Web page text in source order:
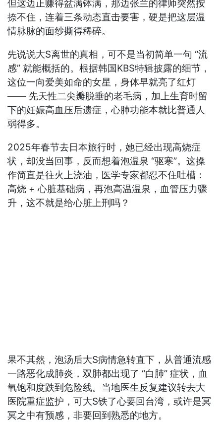
但这边正赚得盆满钵满，那边张兰的律师突然按
捺不住，连着三条动态直击要害，硬是把这层温
情脉脉的面纱撕得稀碎。
先说说大S离世的真相，可不是当初简单一句 “流
感” 就能概括的。根据韩国KBS特辑披露的细节，
这位一向爱美如命的女星，身体早就亮了红灯
—— 先天性二尖瓣脱垂的老毛病，加上生育时留
下的妊娠高血压后遗症，心肺功能本就比普通人
弱得多。
2025年春节去日本旅行时，她已经出现高烧症
状，却没当回事，反而想着泡温泉 “驱寒”。这操
作简直是往火上浇油，医学专家都忍不住吐槽：
高烧 + 心脏基础病，再泡高温温泉，血管压力骤
升，这不就是给心脏上刑吗？
果不其然，泡汤后大S病情急转直下，从普通流感
一路恶化成肺炎，双肺都出现了 “白肺” 症状，血
氧饱和度跌到危险线。当地医生反复建议转去大
医院重症监护，可大S铁了心要回台湾，或许是冥
冥之中有预感，非要回到熟悉的地方。